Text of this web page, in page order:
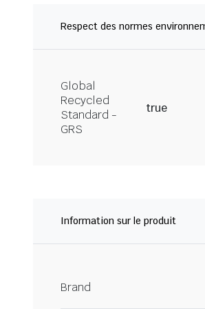
Respect des normes
Global
Recycled
Standard -
GRS
true
Information sur le produit
Brand